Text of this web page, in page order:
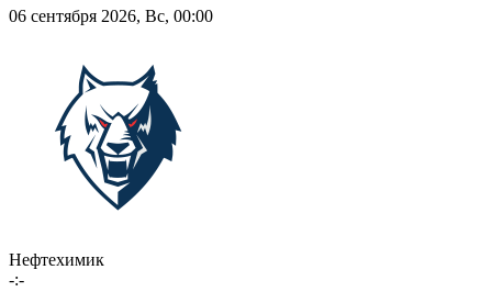
06 сентября 2026, Вс, 00:00
Нефтехимик
-:-